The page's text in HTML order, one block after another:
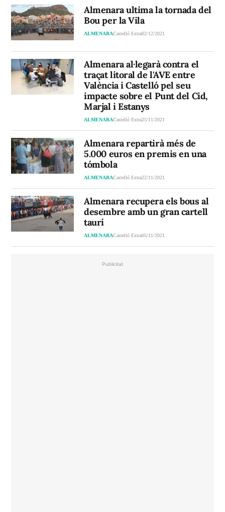
Almenara ultima la tornada del
Bou per la Vila
ALMENARACastelló Extra02/12/2021
Almenara al·legarà contra el
traçat litoral de l'AVE entre
València i Castelló pel seu
impacte sobre el Punt del Cid,
Marjal i Estanys
ALMENARACastelló Extra25/11/2021
Almenara repartirà més de
5.000 euros en premis en una
tómbola
ALMENARACastelló Extra22/11/2021
Almenara recupera els bous al
desembre amb un gran cartell
taurí
ALMENARACastelló Extra05/11/2021